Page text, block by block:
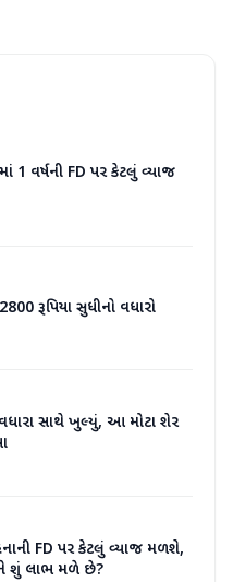
1 વર્ષની FD પર કેટલું વ્યાજ
રૂપિયા સુધીનો વધારો
સાથે ખુલ્યું, આ મોટા શેર
FD પર કેટલું વ્યાજ મળશે,
શું લાભ મળે છે?